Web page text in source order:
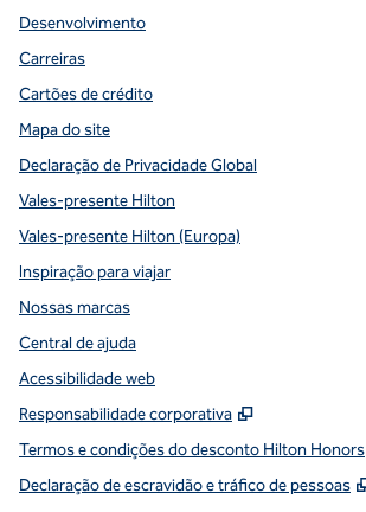
Desenvolvimento
Carreiras
Cartões de crédito
Mapa do site
Declaração de Privacidade Global
Vales-presente Hilton
Vales-presente Hilton (Europa)
Inspiração para viajar
Nossas marcas
Central de ajuda
Acessibilidade web
Responsabilidade corporativa
,
Termos e condições do desconto Hilton Honors
Declaração de escravidão e tráfico de pessoas